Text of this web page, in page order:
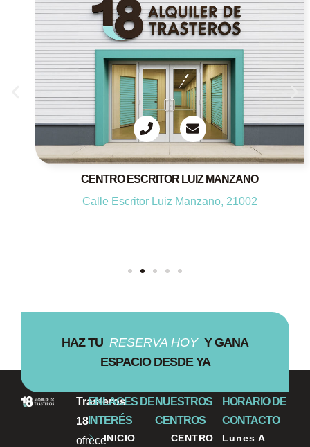
CENTRO ESCRITOR LUIZ MANZANO
Calle Escritor Luiz Manzano, 21002
HAZ TU RESERVA HOY Y GANA
ESPACIO DESDE YA
Trasteros
18
ofrece
ENLACES DE
INTERÉS
INICIO
NUESTROS
CENTROS
CENTRO
HORARIO DE
CONTACTO
Lunes A